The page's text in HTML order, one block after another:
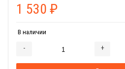
1 530 ₽
В наличии
- +